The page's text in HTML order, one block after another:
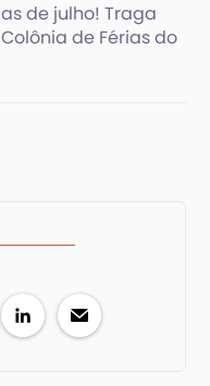
de julho! Traga
de Férias do